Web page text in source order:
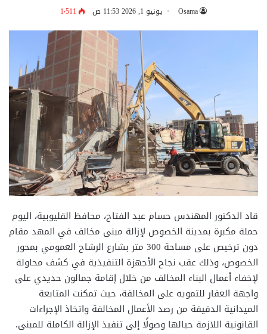
Osama يونيو 1, 2026 11:53 ص 1٬511
قاد الدكتور المهندس حسام عبد الفتاح، محافظ القليوبية، اليوم
حملة مكبرة بمدينة الخصوص لإزالة مبنى مخالف في المهد مقام
دون ترخيص على مساحة 300 متر بشارع الرشاح العمومي بمحور
الخصوص، وذلك عقب نجاح الأجهزة التنفيذية في كشف محاولة
لإخفاء أعمال البناء المخالف من خلال إقامة جمالون حديدي على
واجهة العقار للتمويه على المخالفة، حيث تمكنت المتابعة
الميدانية الدقيقة من رصد الأعمال المخالفة واتخاذ الإجراءات
القانونية اللازمة حيالها وصولًا إلى تنفيذ الإزالة الكاملة للمبنى.